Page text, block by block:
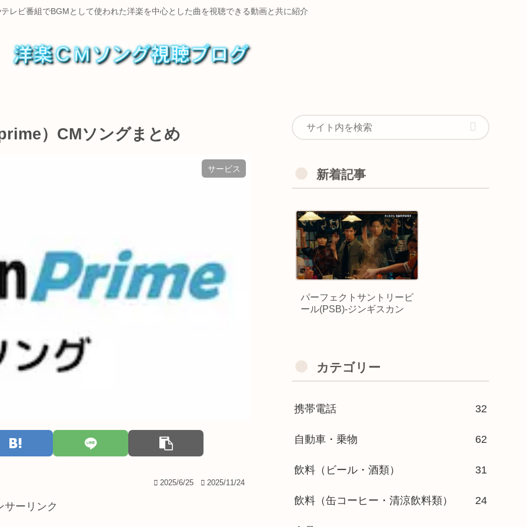
レビ番組でBGMとして使われた洋楽を中心とした曲を視聴できる動画と共に紹介
）CMソングまとめ
サービス
2025/6/25 2025/11/24
サーリンク
新着記事
パーフェクトサントリービ
ール(PSB)-ジンギスカン
カテゴリー
携帯電話 32
自動車・乗物 62
飲料（ビール・酒類） 31
飲料（缶コーヒー・清涼飲料類） 24